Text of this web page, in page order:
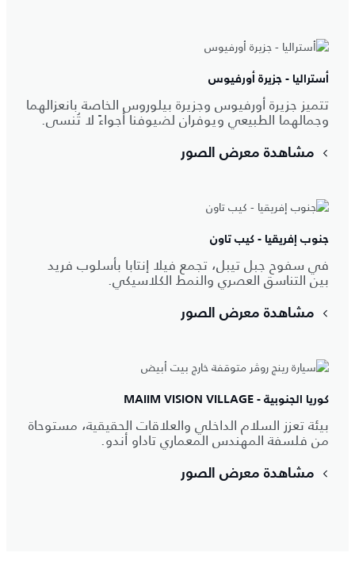
أستراليا - جزيرة أورفيوس
تتميز جزيرة أورفيوس وجزيرة بيلوروس الخاصة بانعزالهما
وجمالهما الطبيعي ويوفران لضيوفنا أجواءً لا تُنسى.
مشاهدة معرض الصور
جنوب إفريقيا - كيب تاون
في سفوح جبل تيبل، تجمع فيلا إنتابا بأسلوب فريد
بين التناسق العصري والنمط الكلاسيكي.
مشاهدة معرض الصور
كوريا الجنوبية - MAIIM VISION VILLAGE
بيئة تعزز السلام الداخلي والعلاقات الحقيقية، مستوحاة
من فلسفة المهندس المعماري تاداو أندو.
مشاهدة معرض الصور